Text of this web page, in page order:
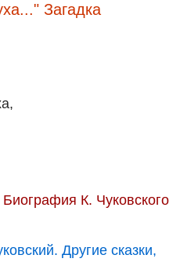
Загадка
Биография К. Чуковского
Другие сказки,